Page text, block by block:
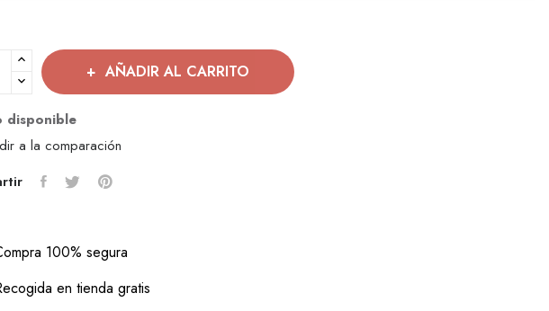
AÑADIR AL CARRITO
disponible
a la comparación
100% segura
en tienda gratis